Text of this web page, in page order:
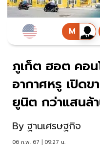
ภูเก็ต ฮอต คอ
อากาศหรู เปิดข
ยูนิต กว่าแสนล้
By ฐานเศรษฐกิจ
06 ก.พ. 67 | 09:27 น.